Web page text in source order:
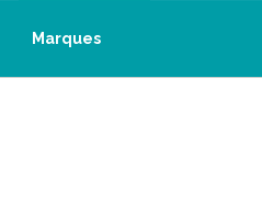
Marques